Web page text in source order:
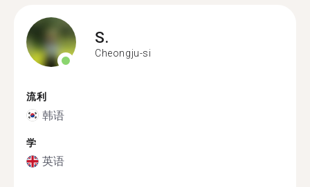
S.
Cheongju-si
流利
韩语
学
英语